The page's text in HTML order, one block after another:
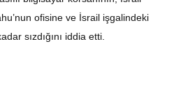
ofisine ve İsrail işgalindeki
sızdığını iddia etti.